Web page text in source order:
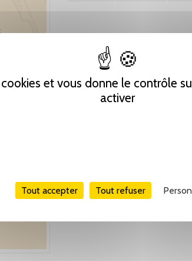
et vous donne le contrôle
activer
Tout accepter Tout refuser